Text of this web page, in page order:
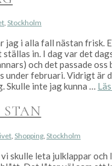
, Stockholm
jag i alla fall nästan
in. I dag var det
och det passade
februari. Vidrigt är
Skulle inte jag kunna …
STAN
Shopping Stockholm
skulle leta julklappar